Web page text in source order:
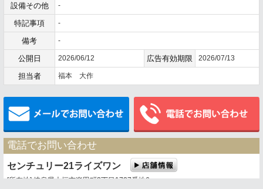
設備その他 -
特記事項 -
備考 -
公開日 2026/06/12 広告有効期限 2026/07/13
担当者 福本 大作
メールでお問い合わせ
電話でお問い合わせ
センチュリー21ライズワン
[所在地] 岐阜県大垣市楽田町2丁目1727番地6